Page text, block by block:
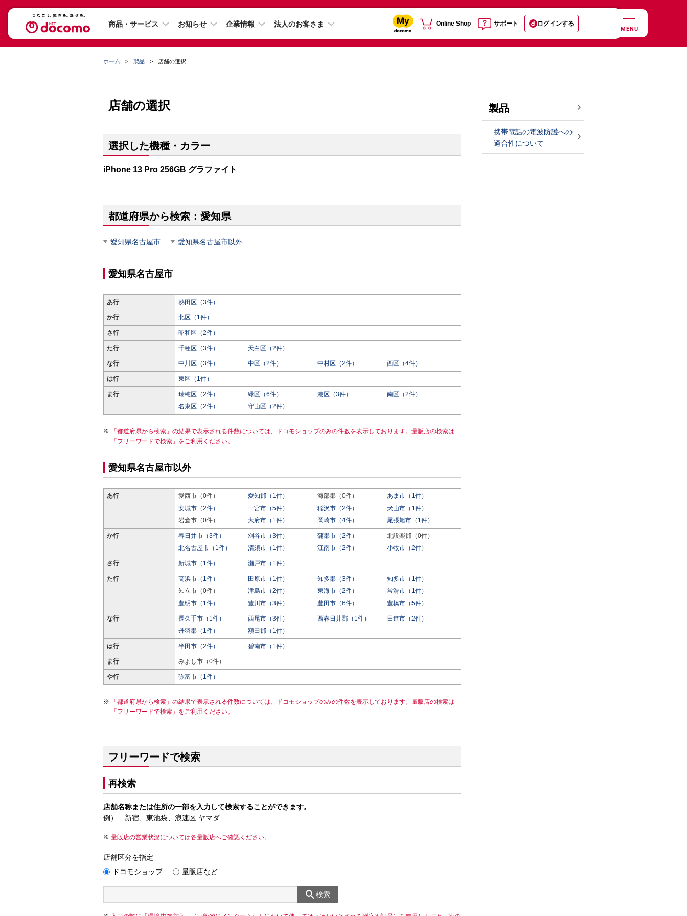
商品・サービス お知らせ 企業情報 法人のお客さま Online Shop サポート ログインする
MENU
ホーム 製品 店舗の選択
店舗の選択
選択した機種・カラー
iPhone 13 Pro 256GB グラファイト
都道府県から検索：愛知県
愛知県名古屋市 愛知県名古屋市以外
愛知県名古屋市
あ行 熱田区（3件）
か行 北区（1件）
さ行 昭和区（2件）
た行 千種区（3件） 天白区（2件）
な行 中川区（3件） 中区（2件） 中村区（2件） 西区（4件）
は行 東区（1件）
ま行 瑞穂区（2件） 緑区（6件） 港区（3件）
南区（2件）
名東区（2件）
守山区（2件）
「都道府県から検索」の結果で表示される件数については、ドコモショップのみの件数を表示しております。量販店の検索は
「フリーワードで検索」をご利用ください。
愛知県名古屋市以外
あ行 愛西市（0件） 愛知郡（1件） 海部郡（0件）
あま市（1件）
安城市（2件）
一宮市（5件） 稲沢市（2件）
犬山市（1件）
岩倉市（0件）
大府市（1件） 岡崎市（4件） 尾張旭市（1件）
か行 春日井市（3件） 刈谷市（3件） 蒲郡市（2件）
北設楽郡（0件）
北名古屋市（1件）
清須市（1件） 江南市（2件） 小牧市（2件）
さ行 新城市（1件） 瀬戸市（1件）
た行 高浜市（1件） 田原市（1件） 知多郡（3件）
知多市（1件）
知立市（0件）
津島市（2件） 東海市（2件）
常滑市（1件）
豊明市（1件）
豊川市（3件） 豊田市（6件） 豊橋市（5件）
な行 長久手市（1件） 西尾市（3件） 西春日井郡（1件）
日進市（2件）
丹羽郡（1件）
額田郡（1件）
は行 半田市（2件） 碧南市（1件）
ま行 みよし市（0件）
や行 弥富市（1件）
「都道府県から検索」の結果で表示される件数については、ドコモショップのみの件数を表示しております。量販店の検索は
「フリーワードで検索」をご利用ください。
フリーワードで検索
再検索
店舗名称または住所の一部を入力して検索することができます。
例） 新宿、東池袋、浪速区 ヤマダ
量販店の営業状況については各量販店へご確認ください。
店舗区分を指定
ドコモショップ
量販店など
検索
製品
携帯電話の電波防護への
適合性について